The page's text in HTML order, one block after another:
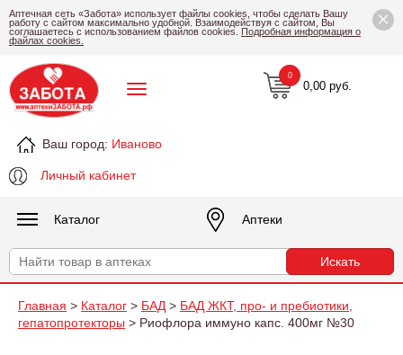
×
Аптечная сеть «Забота» использует файлы cookies, чтобы сделать Вашу
работу с сайтом максимально удобной. Взаимодействуя с сайтом, Вы
соглашаетесь с использованием файлов cookies. Подробная информация о
файлах cookies.
Ваш город: Иваново
Личный кабинет
0,00 руб.
0
Каталог Аптеки
Главная > Каталог > БАД > БАД ЖКТ, про- и пребиотики,
гепатопротекторы > Риофлора иммуно капс. 400мг №30